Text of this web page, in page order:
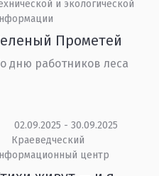
и экологической
Прометей
дню работников леса
02.09.2025 - 30.09.2025
Краеведческий
центр